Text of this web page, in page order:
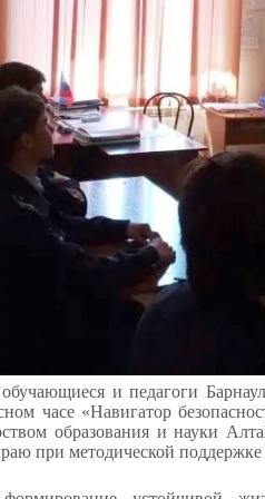
и педагоги
часе «Навигатор
образования и науки
при методической